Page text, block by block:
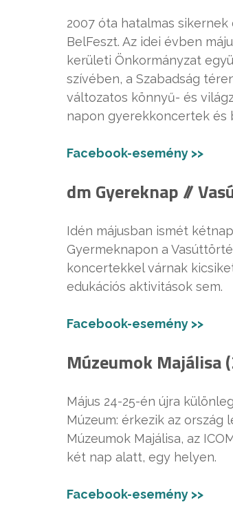
2007 óta hatalmas
BelFeszt. Az idei évben
kerületi Önkormányzat
szívében, a Szabadság
változatos könnyű- és
napon gyerekkoncertek és
Facebook-esemény >>
dm Gyereknap //
Idén májusban ismét
Gyermeknapon a
koncertekkel várnak
edukációs aktivitások sem.
Facebook-esemény >>
Múzeumok Majálisa
Május 24-25-én újra
Múzeum: érkezik az ország
Múzeumok Majálisa, az
két nap alatt, egy helyen.
Facebook-esemény >>